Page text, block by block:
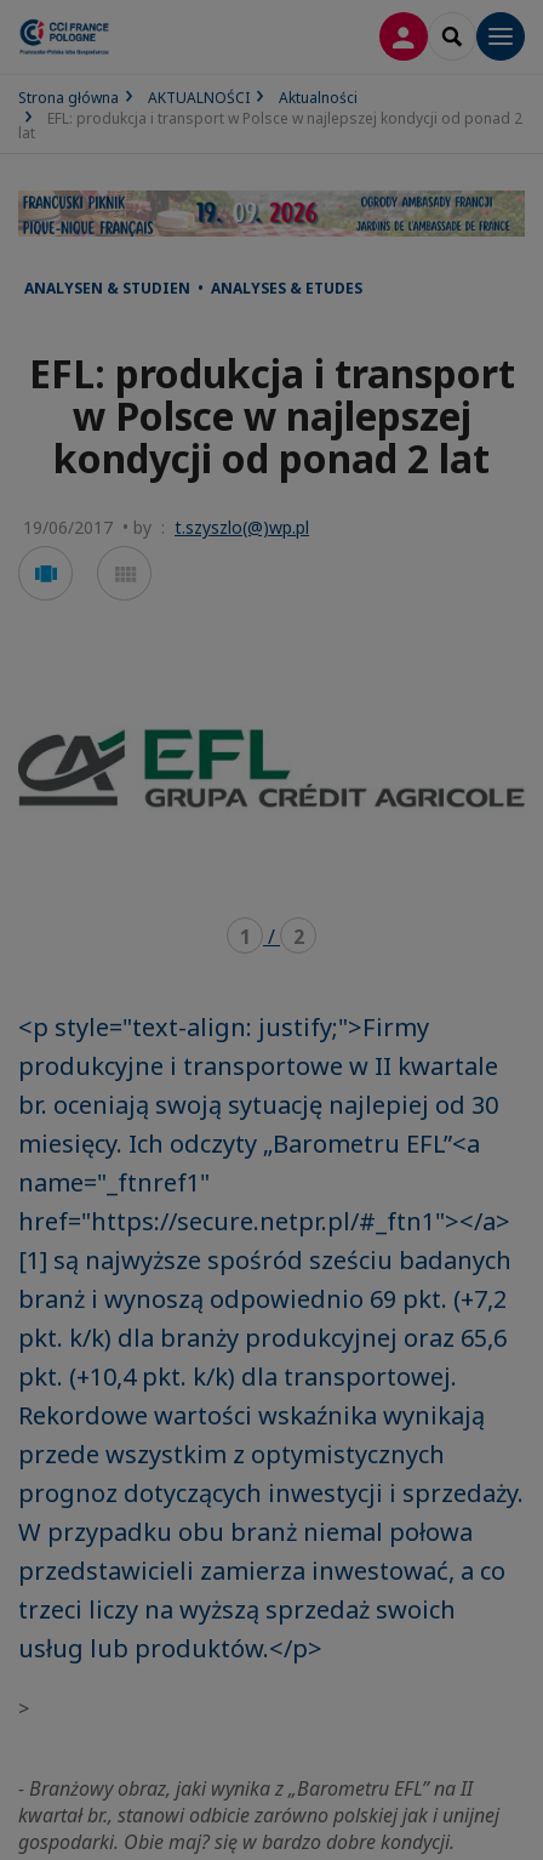
LOGOWANIE
SEARCH
Strona główna AKTUALNOŚCI
Aktualności
EFL: produkcja i transport w Polsce w najlepszej kondycji od ponad 2
lat
ANALYSEN & STUDIEN • ANALYSES & ETUDES
EFL: produkcja i transport
w Polsce w najlepszej
kondycji od ponad 2 lat
19/06/2017 • by : t.szyszlo(@)wp.pl
Voir
en
en
1 / 2
<p style="text-align: justify;">Firmy
produkcyjne i transportowe w II kwartale
br. oceniają swoją sytuację najlepiej od 30
miesięcy. Ich odczyty „Barometru EFL”<a
name="_ftnref1"
href="https://secure.netpr.pl/#_ftn1"></a>
[1] są najwyższe spośród sześciu badanych
branż i wynoszą odpowiednio 69 pkt. (+7,2
pkt. k/k) dla branży produkcyjnej oraz 65,6
pkt. (+10,4 pkt. k/k) dla transportowej.
Rekordowe wartości wskaźnika wynikają
przede wszystkim z optymistycznych
prognoz dotyczących inwestycji i sprzedaży.
W przypadku obu branż niemal połowa
przedstawicieli zamierza inwestować, a co
trzeci liczy na wyższą sprzedaż swoich
usług lub produktów.</p>
>
- Branżowy obraz, jaki wynika z „Barometru EFL” na II
kwartał br., stanowi odbicie zarówno polskiej jak i unijnej
gospodarki. Obie maj? się w bardzo dobre kondycji.